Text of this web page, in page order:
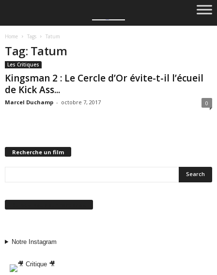
Home Tags Tatum
Tag: Tatum
Les Critiques
Kingsman 2 : Le Cercle d’Or évite-t-il l’écueil
de Kick Ass...
Marcel Duchamp - octobre 7, 2017 0
Recherche un film
Notre Instagram